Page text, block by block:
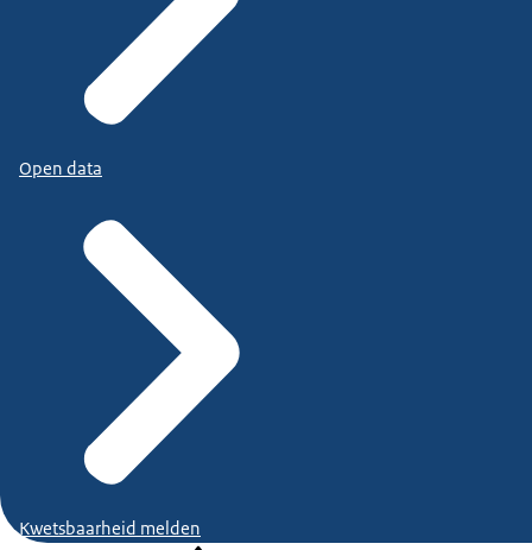
Open data
Kwetsbaarheid melden